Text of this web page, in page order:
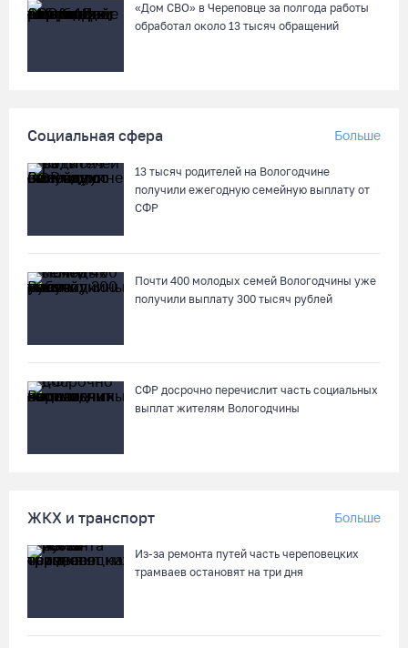
Бизнес Северо-Запада столкнулся с более чем 1,5 тысячи
DDoS-атак за шесть месяцев
07.08.26 / 14:58
07.08.26 / 14:42
Завершен первый этап благоустройства прибрежной зоны
Шекснинского водохранилища
07.08.26 / 14:25
В Кириллове впервые пройдет фестиваль «Рэп на Руси» в
честь юбилея города
«Дом СВО» в Череповце за полгода работы
обработал около 13 тысяч обращений
Социальная сфера Больше
13 тысяч родителей на Вологодчине
получили ежегодную семейную выплату от
СФР
Почти 400 молодых семей Вологодчины уже
получили выплату 300 тысяч рублей
СФР досрочно перечислит часть социальных
выплат жителям Вологодчины
ЖКХ и транспорт Больше
Из-за ремонта путей часть череповецких
трамваев остановят на три дня